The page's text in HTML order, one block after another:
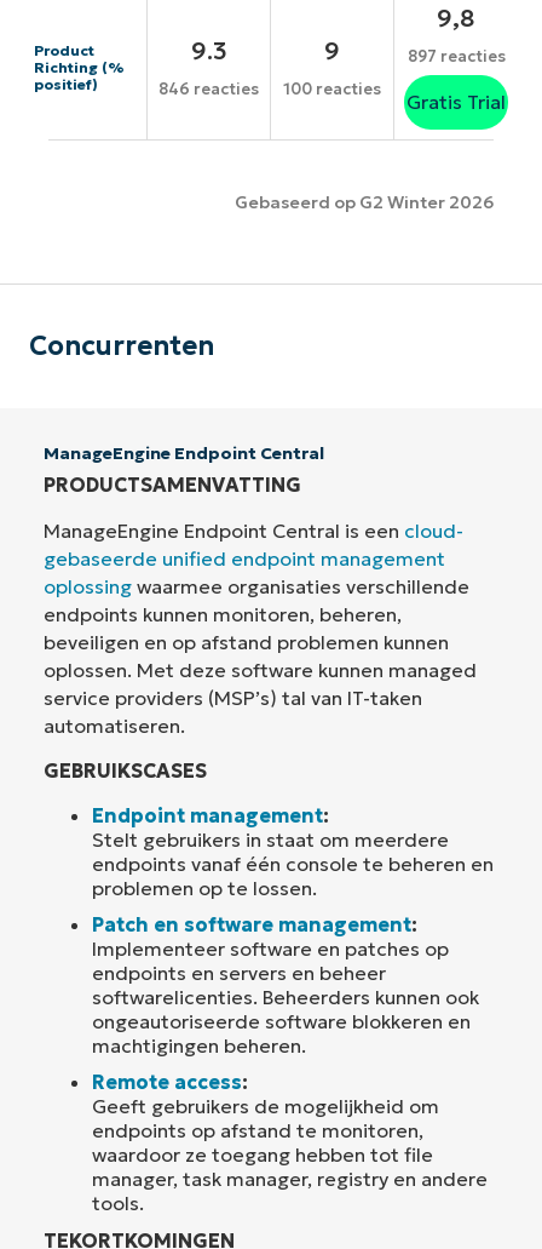
Product
Richting (%
positief)
9.3
846 reacties
9
100 reacties
9,8
897 reacties
Gratis Trial
Gebaseerd op G2 Winter 2026
Concurrenten
ManageEngine Endpoint Central
PRODUCTSAMENVATTING
ManageEngine Endpoint Central is een cloud-
gebaseerde unified endpoint management
oplossing waarmee organisaties verschillende
endpoints kunnen monitoren, beheren,
beveiligen en op afstand problemen kunnen
oplossen. Met deze software kunnen managed
service providers (MSP’s) tal van IT-taken
automatiseren.
GEBRUIKSCASES
Endpoint management:
Stelt gebruikers in staat om meerdere
endpoints vanaf één console te beheren en
problemen op te lossen.
Patch en software management:
Implementeer software en patches op
endpoints en servers en beheer
softwarelicenties. Beheerders kunnen ook
ongeautoriseerde software blokkeren en
machtigingen beheren.
Remote access:
Geeft gebruikers de mogelijkheid om
endpoints op afstand te monitoren,
waardoor ze toegang hebben tot file
manager, task manager, registry en andere
tools.
TEKORTKOMINGEN